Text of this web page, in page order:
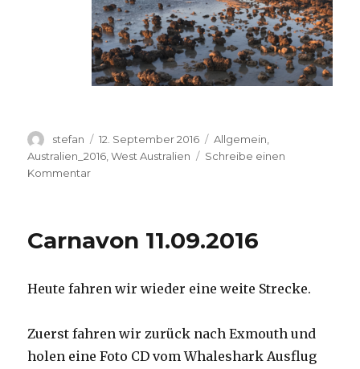
Autor
stefan
Veröffentlicht
am
12. September 2016 Kategorien
Allgemein
Australien_2016 ,West Australien
Schreibe einen
Kommentarzu
Carnavon 11.09.2016
Heute fahren wir wieder eine weite Strecke.
Zuerst fahren wir zurück nach Exmouth und
holen eine Foto CD vom Whaleshark Ausflug